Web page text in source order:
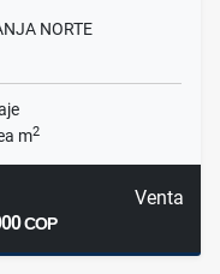
NORTE
m2
Venta
COP